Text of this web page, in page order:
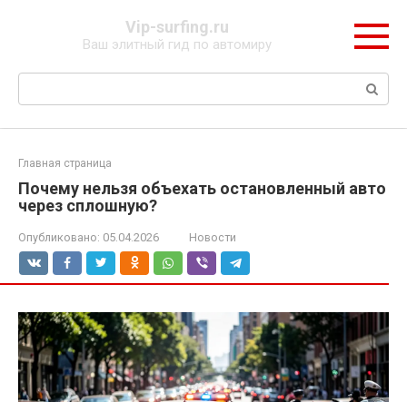
Vip-surfing.ru
Ваш элитный гид по автомиру
Поиск:
Главная страница
Почему нельзя объехать остановленный авто
через сплошную?
Опубликовано: 05.04.2026 Новости